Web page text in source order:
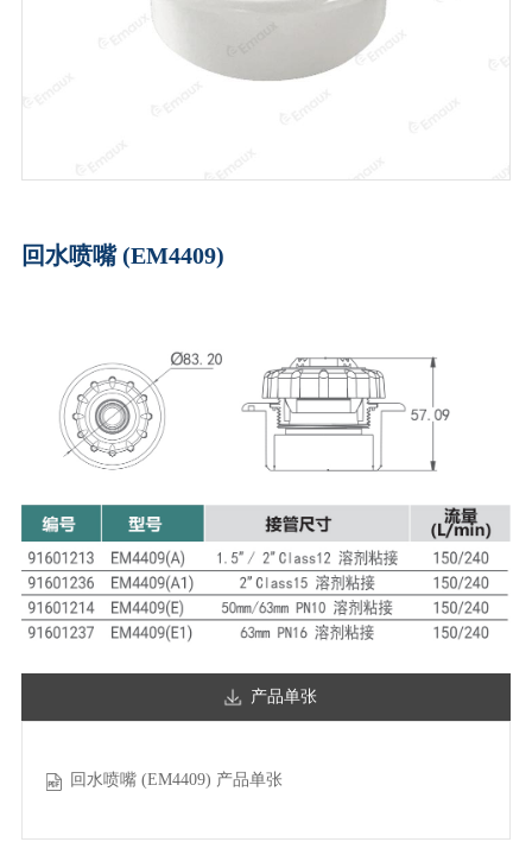
回水喷嘴 (EM4409)
产品单张
回水喷嘴 (EM4409) 产品单张